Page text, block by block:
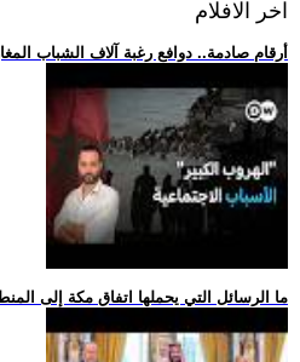
اخر الافلام
.. أرقام صادمة.. دوافع رغبة آلاف الشباب
.. ما الرسائل التي يحملها اتفاق مكة إلى